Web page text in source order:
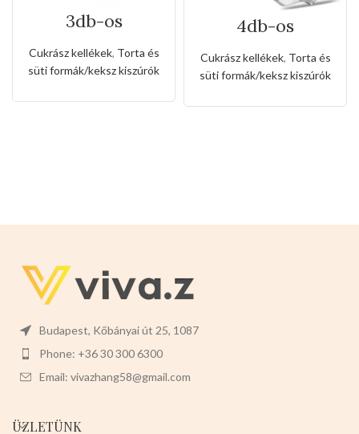
3db-os
kiszúró készlet
dinó,repülőgép
és szivárvány
Cukrász kellékek, Torta és
süti formák/keksz kiszúrók
4db-os
kiszúró készlet
Cukrász kellékek, Torta és
süti formák/keksz kiszúrók
Budapest, Kőbányai út 25, 1087
Phone: +36 30 300 6300
Email: vivazhang58@gmail.com
ÜZLETÜNK